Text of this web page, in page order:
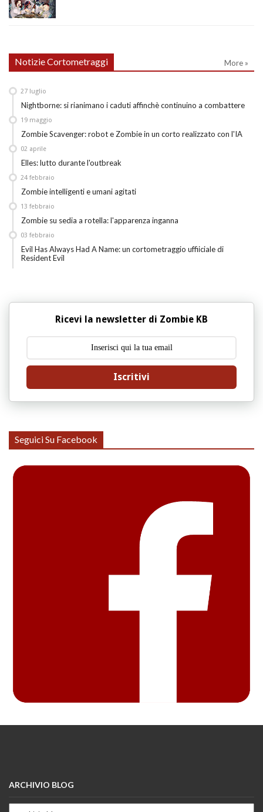
Notizie Cortometraggi More »
Nightborne: si rianimano i caduti affinchè continuino a combattere
27 luglio
Zombie Scavenger: robot e Zombie in un corto realizzato con l'IA
19 maggio
Elles: lutto durante l'outbreak
02 aprile
Zombie intelligenti e umani agitati
24 febbraio
Zombie su sedia a rotella: l'apparenza inganna
13 febbraio
Evil Has Always Had A Name: un cortometraggio uffiiciale di
Resident Evil
03 febbraio
Ricevi la newsletter di Zombie KB
Iscritivi
Seguici Su Facebook
ARCHIVIO BLOG